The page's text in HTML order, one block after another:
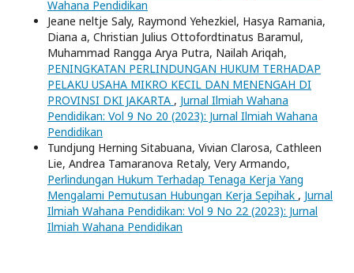
Wahana Pendidikan
Jeane neltje Saly, Raymond Yehezkiel, Hasya Ramania,
Diana a, Christian Julius Ottofordtinatus Baramul,
Muhammad Rangga Arya Putra, Nailah Ariqah,
PENINGKATAN PERLINDUNGAN HUKUM TERHADAP
PELAKU USAHA MIKRO KECIL DAN MENENGAH DI
PROVINSI DKI JAKARTA , Jurnal Ilmiah Wahana
Pendidikan: Vol 9 No 20 (2023): Jurnal Ilmiah Wahana
Pendidikan
Tundjung Herning Sitabuana, Vivian Clarosa, Cathleen
Lie, Andrea Tamaranova Retaly, Very Armando,
Perlindungan Hukum Terhadap Tenaga Kerja Yang
Mengalami Pemutusan Hubungan Kerja Sepihak , Jurnal
Ilmiah Wahana Pendidikan: Vol 9 No 22 (2023): Jurnal
Ilmiah Wahana Pendidikan